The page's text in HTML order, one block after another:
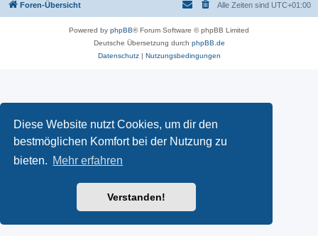
Diese Website nutzt Cookies, um dir den
bestmöglichen Komfort bei der Nutzung zu
bieten. Mehr erfahren
Verstanden!
Foren-Übersicht Alle Zeiten sind UTC+01:00
Powered by phpBB® Forum Software © phpBB Limited
Deutsche Übersetzung durch phpBB.de
Datenschutz| Nutzungsbedingungen